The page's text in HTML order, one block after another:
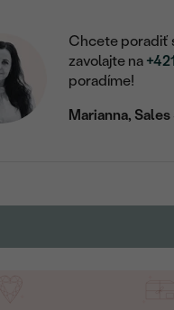
Chcete poradiť
zavolajte na
poradíme!
Marianna,